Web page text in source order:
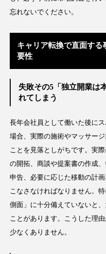
忘れないでください。
キャリア転換で直面す
要性
失敗その5「独立開業は
れてしまう
長年会社員として働いた後に
場合、実際の施術やマッサー
ことを見落としがちです。実
の開拓、商談や提案書の作成
申告、必要に応じた移動の計
こなさなければなりません。
側面」に十分備えていないと
ことがあります。こうした理
少なくありません。